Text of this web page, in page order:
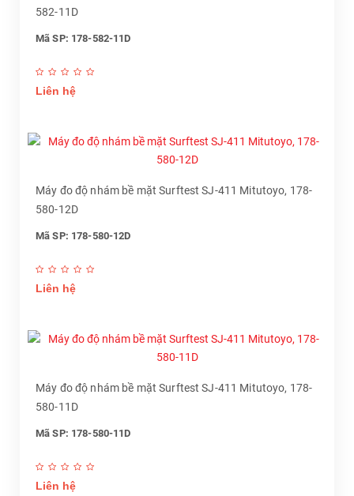
582-11D
Mã SP: 178-582-11D
Liên hệ
Máy đo độ nhám bề mặt Surftest SJ-411 Mitutoyo, 178-
580-12D
Mã SP: 178-580-12D
Liên hệ
Máy đo độ nhám bề mặt Surftest SJ-411 Mitutoyo, 178-
580-11D
Mã SP: 178-580-11D
Liên hệ